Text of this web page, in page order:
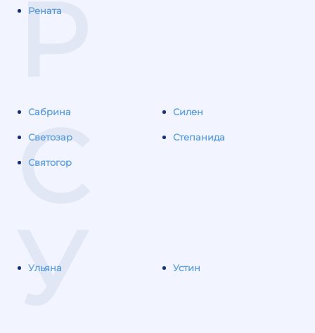
Р
Рената
С
Сабрина
Светозар
Святогор
Силен
Степанида
У
Ульяна Устин